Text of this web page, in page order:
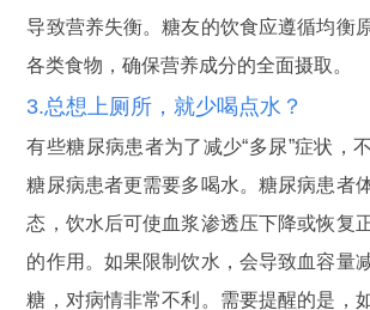
导致营养失衡。糖友的饮食应遵循均衡
各类食物，确保营养成分的全面摄取。
3.总想上厕所，就少喝点水？
有些糖尿病患者为了减少“多尿”症状，
糖尿病患者更需要多喝水。糖尿病患者
态，饮水后可使血浆渗透压下降或恢复
的作用。如果限制饮水，会导致血容量
糖，对病情非常不利。需要提醒的是，